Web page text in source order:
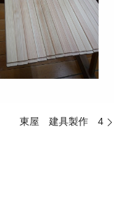
東屋 建具製作 4